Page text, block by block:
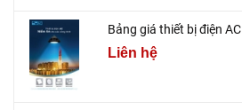
Bảng giá thiết bị điện AC
Liên hệ